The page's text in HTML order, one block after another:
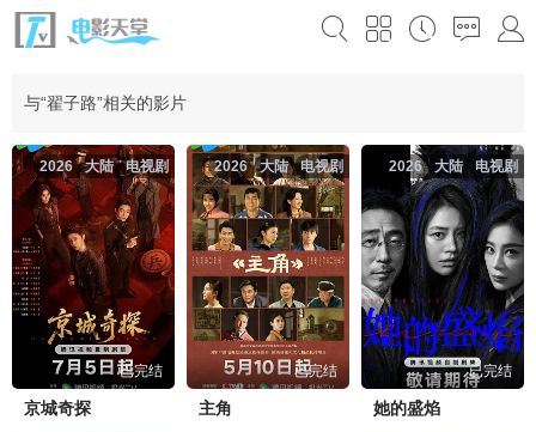
与“翟子路”相关的影片
电视剧
大陆
2026
已完结
京城奇探
电视剧
大陆
2026
已完结
主角
电视剧
大陆
2026
已完结
她的盛焰